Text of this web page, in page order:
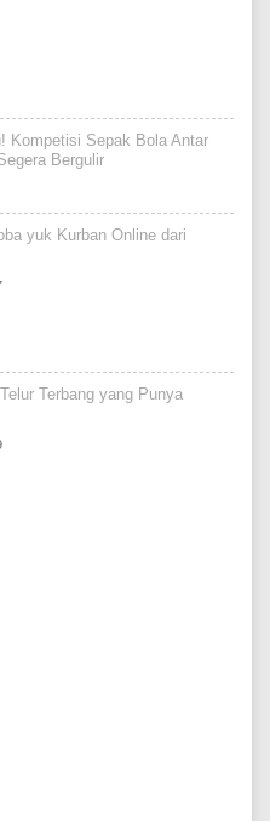
Kompetisi Sepak Bola Antar
Bergulir
yuk Kurban Online dari
Terbang yang Punya